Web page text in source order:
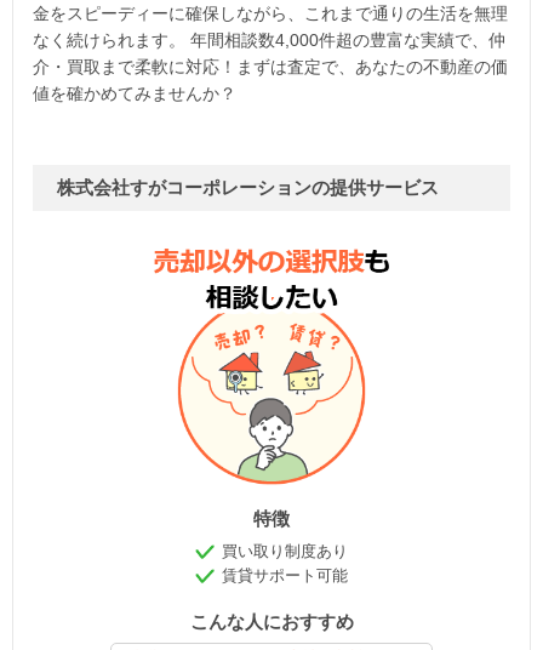
金をスピーディーに確保しながら、これまで通りの生活を無理
なく続けられます。 年間相談数4,000件超の豊富な実績で、仲
介・買取まで柔軟に対応！まずは査定で、あなたの不動産の価
値を確かめてみませんか？
株式会社すがコーポレーションの提供サービス
特徴
買い取り制度あり
賃貸サポート可能
こんな人におすすめ